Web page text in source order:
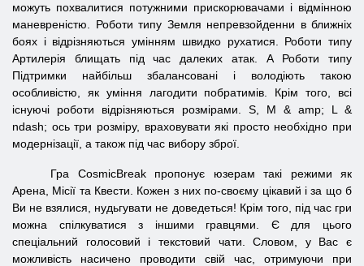
можуть похвалитися потужними прискорювачами і відмінною
маневреністю. Роботи типу Земля непревзойденни в ближніх
боях і відрізняються умінням швидко рухатися. Роботи типу
Артилерія блищать під час далеких атак. А Роботи типу
Підтримки найбільш збалансовані і володіють такою
особливістю, як уміння лагодити побратимів. Крім того, всі
існуючі роботи відрізняються розмірами. S, M & amp; L &
ndash; ось три розміру, враховувати які просто необхідно при
модернізації, а також під час вибору зброї.
Гра CosmicBreak пропонує юзерам такі режими як
Арена, Місії та Квести. Кожен з них по-своєму цікавий і за що б
Ви не взялися, нудьгувати не доведеться! Крім того, під час гри
можна спілкуватися з іншими гравцями. Є для цього
спеціальний голосовий і текстовий чати. Словом, у Вас є
можливість насичено проводити свій час, отримуючи при